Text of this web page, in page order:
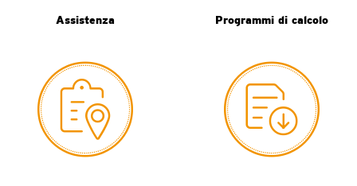
Assistenza Programmi di calcolo